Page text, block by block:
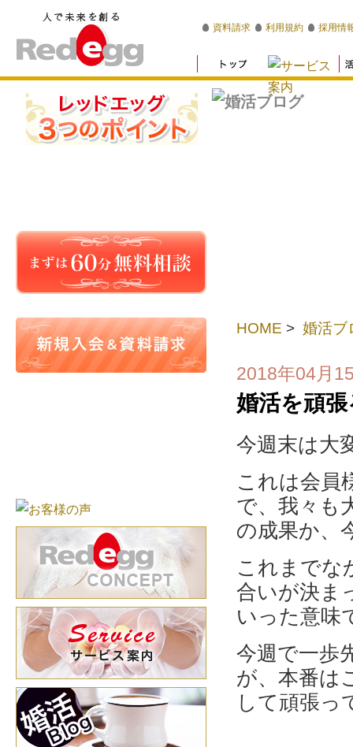
資料請求 利用規約 採用情
HOME > 婚活ブ
2018年04月
婚活を頑
今週末は大
これは会員
で、我々も
の成果か、
これまでな
合いが決ま
いった意味
今週で一歩
が、本番は
して頑張っ